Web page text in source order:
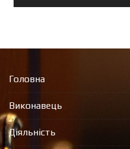
Головна
Виконавець
Діяльність